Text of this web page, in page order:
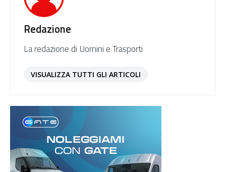
Redazione
La redazione di Uomini e Trasporti
VISUALIZZA TUTTI GLI ARTICOLI